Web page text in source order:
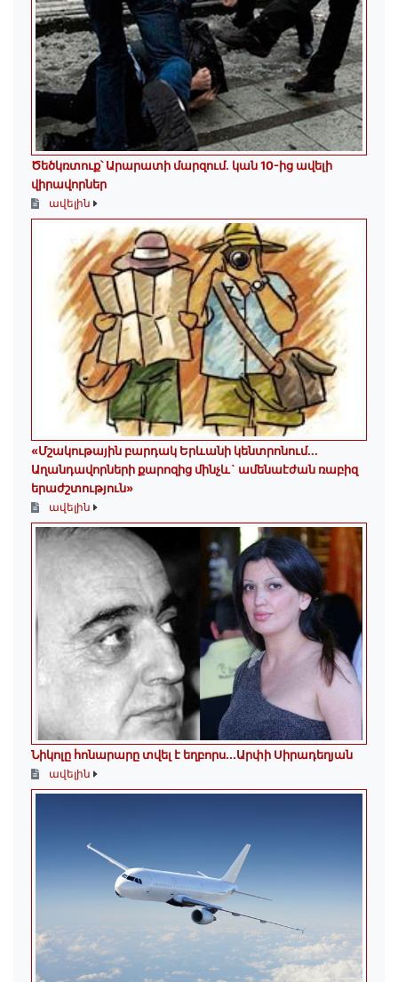
Ծեծկռտուք՝ Արարատի մարզում. կան 10-ից ավելի
վիրավորներ
ավելին
«Մշակութային բարդակ Երևանի կենտրոնում...
Աղանդավորների քարոզից մինչև` ամենաէժան ռաբիզ
երաժշտություն»
ավելին
Նիկոլը հոնարարը տվել է եղբորս․․․Արփի Սիրադեղյան
ավելին